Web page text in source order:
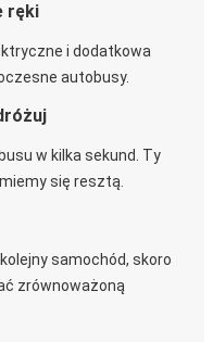
ręki
i dodatkowa
autobusy.
w kilka sekund. Ty
się resztą.
samochód, skoro
zrównoważoną